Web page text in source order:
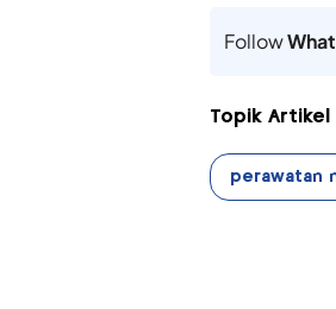
Follow
Topik Artikel
perawatan